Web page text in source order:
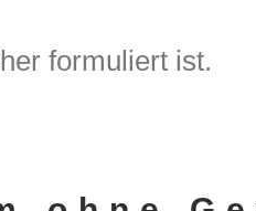
formuliert ist.